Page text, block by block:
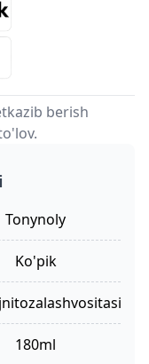
berish
Tonynoly
ko'pik
180ml